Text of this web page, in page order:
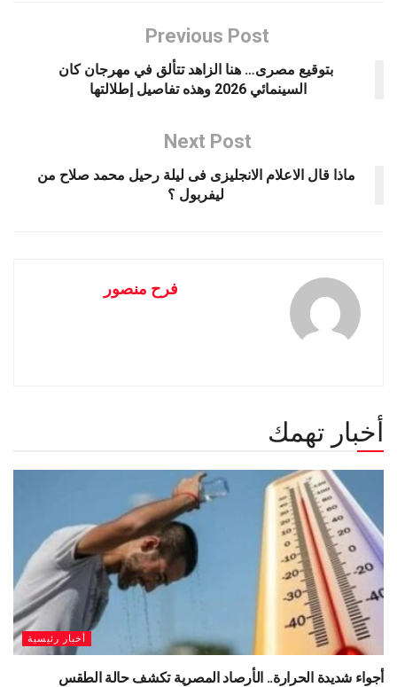
Previous Post
بتوقيع مصرى… هنا الزاهد تتألق في مهرجان كان
السينمائي 2026 وهذه تفاصيل إطلالتها ‏
Next Post
ماذا قال الاعلام الانجليزى فى ليلة رحيل محمد صلاح من
ليفربول ؟
فرح منصور
أخبار تهمك
أخبار رئيسية
أجواء شديدة الحرارة.. الأرصاد المصرية تكشف حالة الطقس